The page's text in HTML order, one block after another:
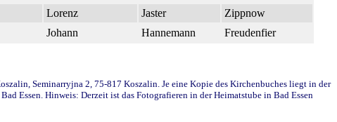
Lorenz Jaster
Zippnow
Johann Hannemann Freudenfier
Seminarryjna 2, 75-817 Koszalin. Je eine Kopie des Kirchenbuches liegt in der
Essen. Hinweis: Derzeit ist das Fotografieren in der Heimatstube in Bad Essen